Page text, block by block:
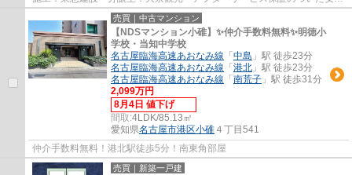
リフォーム物件です。
売買｜中古マンション
【NDSマンション小碓】✨️仲介手数料無料✨️明徳小
学校・当知中学校
名古屋臨海高速あおなみ線 「 中島 」駅 徒歩23分
名古屋臨海高速あおなみ線 「 港北 」駅 徒歩23分
名古屋臨海高速あおなみ線 「 南荒子 」駅 徒歩31分
2,099万円
8月4日 値下げ
間取:4LDK/85.13㎡
愛知県名古屋市港区小碓 ４丁目541
仲介手数料無料！港北駅徒歩5分！南東角部屋
売買｜新築一戸建